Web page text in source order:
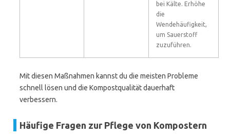
bei Kälte. Erhöhe
die
Wendehäufigkeit,
um Sauerstoff
zuzuführen.
Mit diesen Maßnahmen kannst du die meisten Probleme
schnell lösen und die Kompostqualität dauerhaft
verbessern.
Häufige Fragen zur Pflege von Kompostern